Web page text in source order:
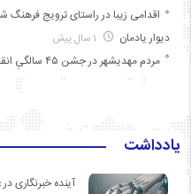
اقدامی زیبا در راستای ترویج
دیوار یادمان
مردم مهدیشهر در جشن ۴۵ سالگیِ انقلاب
یادداشت
آینده خبرنگاری